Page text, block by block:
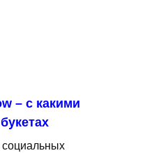
– с какими
социальных